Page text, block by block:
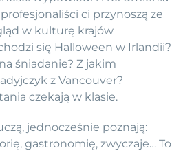
ci przynoszą ze
w kulturę krajów
się Halloween w Irlandii?
śniadanie? Z jakim
z Vancouver?
czekają w klasie.
jednocześnie poznają:
gastronomię, zwyczaje… To